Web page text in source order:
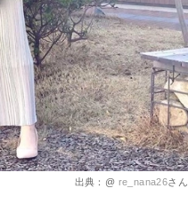
出典：@ re_nana26さん